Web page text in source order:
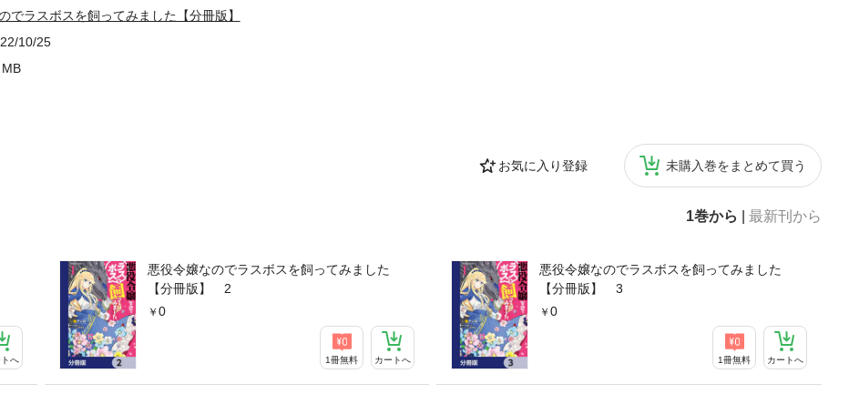
お気に入り登録 未購入巻をまとめて買う
1巻から 最新刊から
へ
悪役令嬢なのでラスボスを飼ってみました
【分冊版】 2
0
1冊無料 カートへ
悪役令嬢なのでラスボスを飼ってみました
【分冊版】 3
0
1冊無料 カートへ
でラスボスを飼ってみました【分冊版】
10/25